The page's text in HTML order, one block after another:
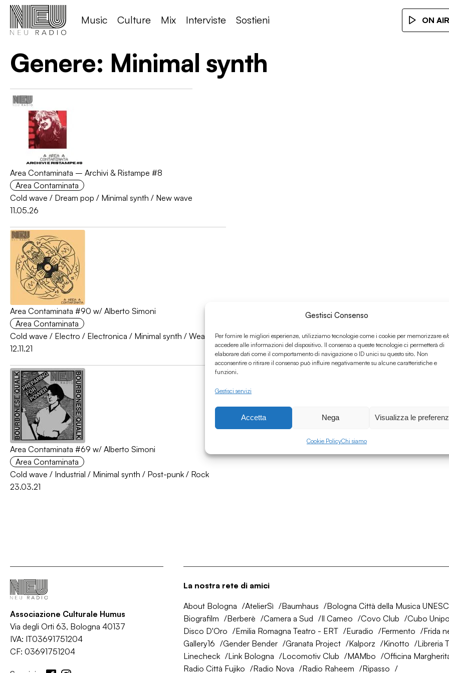
Gestisci Consenso
Per fornire le migliori esperienze, utilizziamo tecnologie come i cookie per memorizzare e/
accedere alle informazioni del dispositivo. Il consenso a queste tecnologie ci permetterà di
elaborare dati come il comportamento di navigazione o ID unici su questo sito. Non
acconsentire o ritirare il consenso può influire negativamente su alcune caratteristiche e
funzioni.
Gestisci servizi
Accetta Nega Visualizza le
Cookie PolicyChi siamo
Music Culture Mix Interviste Sostieni ON
Genere: Minimal synth
Area Contaminata – Archivi & Ristampe #8
Area Contaminata
Cold wave / Dream pop / Minimal synth / New wave
11.05.26
Area Contaminata #90 w/ Alberto Simoni
Area Contaminata
Cold wave / Electro / Electronica / Minimal synth / Weatherall
12.11.21
Area Contaminata #69 w/ Alberto Simoni
Area Contaminata
Cold wave / Industrial / Minimal synth / Post-punk / Rock
23.03.21
Associazione Culturale Humus
Via degli Orti 63, Bologna 40137
IVA: IT03691751204
CF: 03691751204
La nostra rete di amici
About Bologna AtelierSì Baumhaus
Bologna Città della Musica
Biografilm
Berberè Camera a Sud Il Cameo Covo Club
Cubo
Disco D'Oro
Emilia Romagna Teatro - ERT Euradio Fermento
Frida
Gallery16
Gender Bender Granata Project Kalporz Kinotto
Libreria
Linecheck
Link Bologna Locomotiv Club MAMbo
Officina
Radio Città Fujiko
Radio Nova Radio Raheem Ripasso